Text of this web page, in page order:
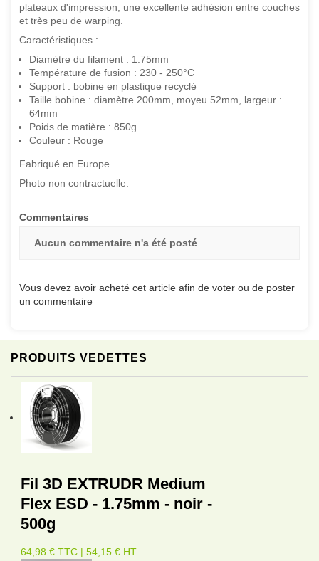
PRODUITS VEDETTES
Fil 3D EXTRUDR Medium
Flex ESD - 1.75mm - noir -
500g
64,98 € TTC | 54,15 € HT
plateaux d'impression, une excellente adhésion entre couches
et très peu de warping.
Caractéristiques :
Diamètre du filament : 1.75mm
Température de fusion : 230 - 250°C
Support : bobine en plastique recyclé
Taille bobine : diamètre 200mm, moyeu 52mm, largeur :
64mm
Poids de matière : 850g
Couleur : Rouge
Fabriqué en Europe.
Photo non contractuelle.
Commentaires
Aucun commentaire n'a été posté
Vous devez avoir acheté cet article afin de voter ou de poster
un commentaire